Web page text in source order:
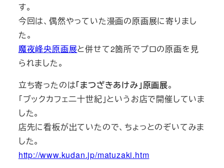
す。
今回は、偶然やっていた漫画の原画展に寄りまし
た。
魔夜峰央原画展と併せて2箇所でプロの原画を見
られました。
立ち寄ったのは「まつざきあけみ」原画展。
「ブックカフェ二十世紀」というお店で開催していま
した。
店先に看板が出ていたので、ちょっとのぞいてみま
した。
http://www.kudan.jp/matuzaki.htm